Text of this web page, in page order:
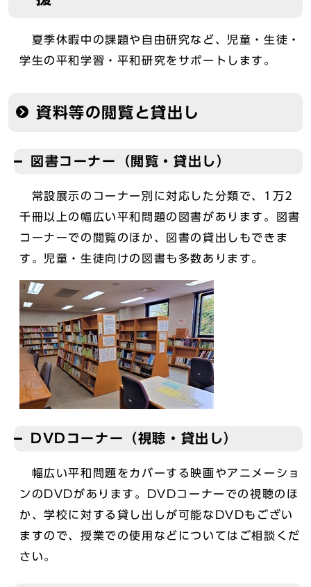
夏季休暇中の課題や自由研究など、児童・生徒・
学生の平和学習・平和研究をサポートします。
資料等の閲覧と貸出し
図書コーナー（閲覧・貸出し）
常設展示のコーナー別に対応した分類で、1万2
千冊以上の幅広い平和問題の図書があります。図書
コーナーでの閲覧のほか、図書の貸出しもできま
す。児童・生徒向けの図書も多数あります。
DVDコーナー（視聴・貸出し）
幅広い平和問題をカバーする映画やアニメーショ
ンのDVDがあります。DVDコーナーでの視聴のほ
か、学校に対する貸し出しが可能なDVDもござい
ますので、授業での使用などについてはご相談くだ
さい。